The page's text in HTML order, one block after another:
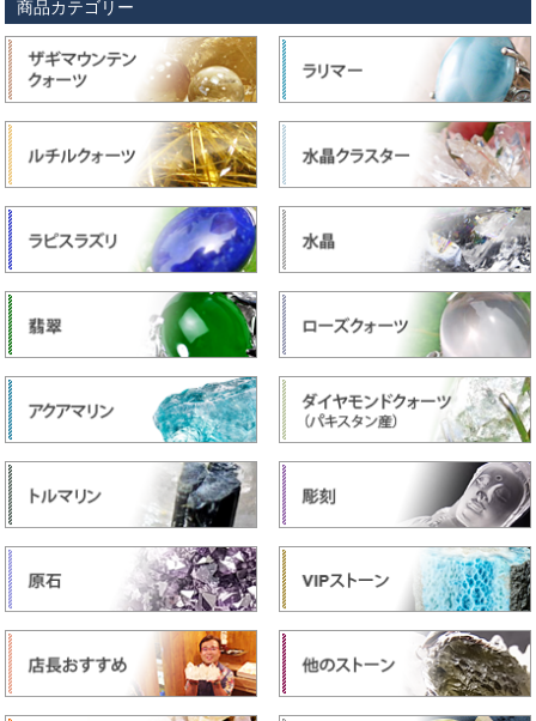
商品カテゴリー